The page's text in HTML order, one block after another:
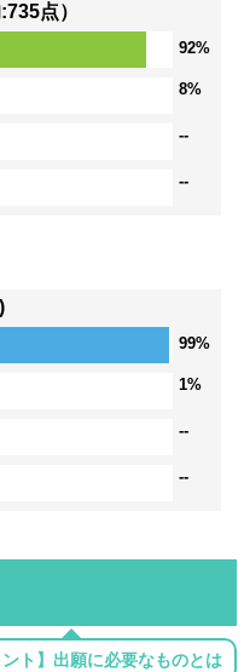
点）
92%
8%
--
--
99%
1%
--
--
ント】出願に必要なものとは